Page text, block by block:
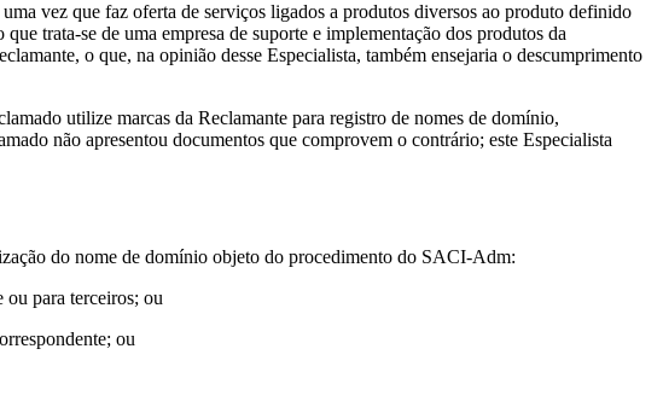
vez que faz oferta de serviços ligados a produtos diversos ao produto definido
trata-se de uma empresa de suporte e implementação dos produtos da
o que, na opinião desse Especialista, também ensejaria o descumprimento
utilize marcas da Reclamante para registro de nomes de domínio,
não apresentou documentos que comprovem o contrário; este Especialista
do nome de domínio objeto do procedimento do SACI-Adm:
para terceiros; ou
ou